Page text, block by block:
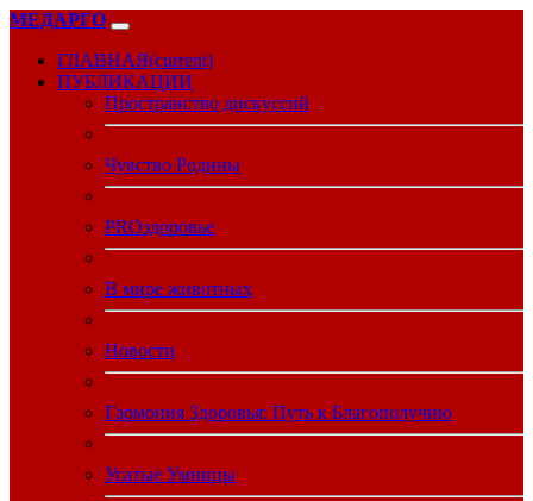
МЕДАРГО
ГЛАВНАЯ(current)
ПУБЛИКАЦИИ
Пространство дискуссий
Чувство Родины
PROздоровье
В мире животных
Новости
Гармония Здоровья: Путь к Благополучию
Усатые Умницы